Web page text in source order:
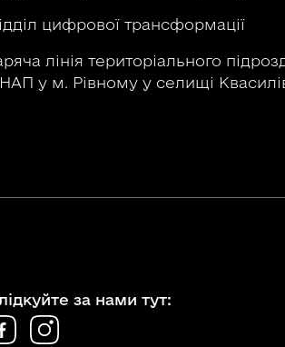
цифрової трансформації
лінія територіального
у м. Рівному у селищі
за нами тут: